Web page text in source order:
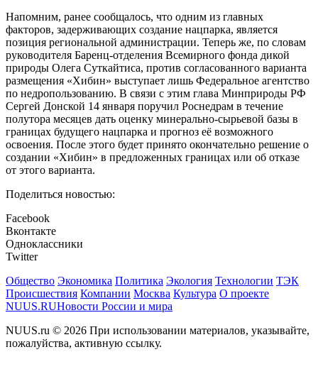
Напомним, ранее сообщалось, что одним из главных
факторов, задерживающих создание нацпарка, является
позиция региональной администрации. Теперь же, по словам
руководителя Баренц-отделения Всемирного фонда дикой
природы Олега Суткайтиса, против согласованного варианта
размещения «Хибин» выступает лишь Федеральное агентство
по недропользованию. В связи с этим глава Минприроды РФ
Сергей Донской 14 января поручил Роснедрам в течение
полутора месяцев дать оценку минерально-сырьевой базы в
границах будущего нацпарка и прогноз её возможного
освоения. После этого будет принято окончательно решение о
создании «Хибин» в предложенных границах или об отказе
от этого варианта.
Поделиться новостью:
Facebook
Вконтакте
Одноклассники
Twitter
Общество Экономика Политика Экология Технологии ТЭК
Происшествия Компании Москва Культура О проекте
NUUS.RUНовости России и мира
NUUS.ru © 2026 При использовании материалов, указывайте,
пожалуйства, активную ссылку.